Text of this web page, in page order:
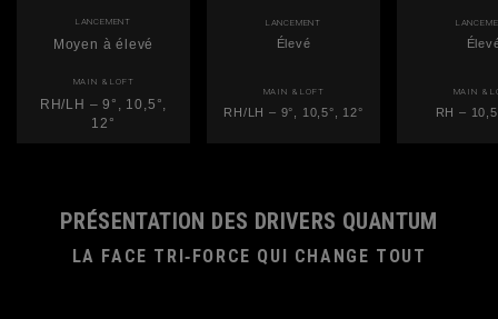
LANCEMENT
Moyen à élevé
LANCEMENT
Élevé
MAIN & LOFT
RH/LH – 9°, 10,5°,
12°
MAIN & LOFT
RH/LH – 9°, 10,5°, 12°
MAIN &
RH –
PRÉSENTATION DES DRIVERS QUANTUM
LA FACE TRI‑FORCE QUI CHANGE TOUT